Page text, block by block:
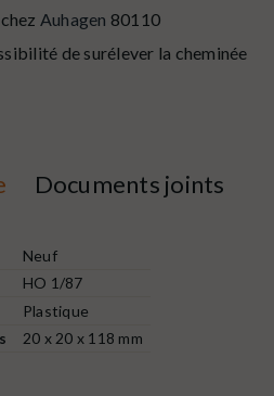
Auhagen 80110
de surélever la cheminée
Documents joints
Neuf
HO 1/87
Plastique
20 x 20 x 118 mm